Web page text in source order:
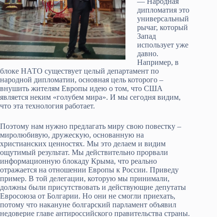
дипломатия это
универсальный
рычаг, который
Запад
использует уже
давно.
Например, в
блоке НАТО существует целый департамент по
народной дипломатии, основная цель которого –
внушить жителям Европы идею о том, что США
является неким «голубем мира». И мы сегодня видим,
что эта технология работает.
Поэтому нам нужно предлагать миру свою повестку –
миролюбивую, дружескую, основанную на
христианских ценностях. Мы это делаем и видим
ощутимый результат. Мы действительно прорвали
информационную блокаду Крыма, что реально
отражается на отношении Европы к России. Приведу
пример. В той делегации, которую мы принимали,
должны были присутствовать и действующие депутаты
Евросоюза от Болгарии. Но они не смогли приехать,
потому что накануне болгарский парламент объявил
недоверие главе антироссийского правительства страны.